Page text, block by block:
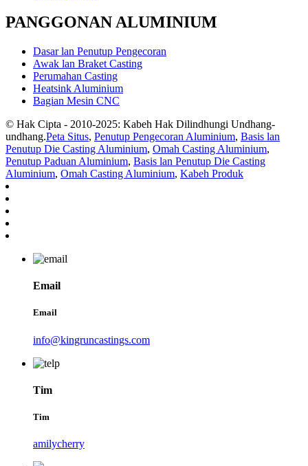
PANGGONAN ALUMINIUM
Dasar lan Penutup Pengecoran
Awak lan Braket Casting
Perumahan Casting
Heatsink Aluminium
Bagian Mesin CNC
© Hak Cipta - 2010-2025: Kabeh Hak Dilindhungi Undhang-
undhang.Peta Situs, Penutup Pengecoran Aluminium, Basis lan
Penutup Die Casting Aluminium, Omah Casting Aluminium,
Penutup Paduan Aluminium, Basis lan Penutup Die Casting
Aluminium, Omah Casting Aluminium, Kabeh Produk
Email
Email
info@kingruncastings.com
Tim
Tim
amilycherry